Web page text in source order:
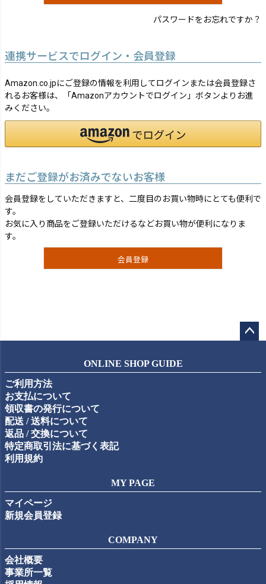
パスワードをお忘れですか？
連携サービスでログイン・会員登録
Amazon.co.jpにご登録の情報を利用してログインまたは会員登録さ
れるお客様は、「Amazonアカウントでログイン」ボタンよりお進
みください。
まだご登録がお済みでないお客様
会員登録をしていただきますと、二度目のお買い物時にとても便利で
す。
お気に入り商品をご登録いただけるなどお買い物が便利になりま
す。
会員登録
ップ
ONLINE SHOP GUIDE
ご利用方法
お支払について
領収書の発行について
配送 / 送料について
返品 / 交換について
特定商取引法に基づく表記
利用規約
MY PAGE
マイページ
新規会員登録
COMPANY
会社概要
事業所一覧